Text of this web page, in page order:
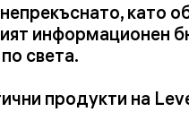
като
информационен
света.
продукти на